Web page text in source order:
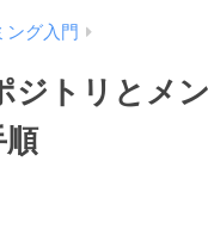
ング入門
ジトリとメ
順